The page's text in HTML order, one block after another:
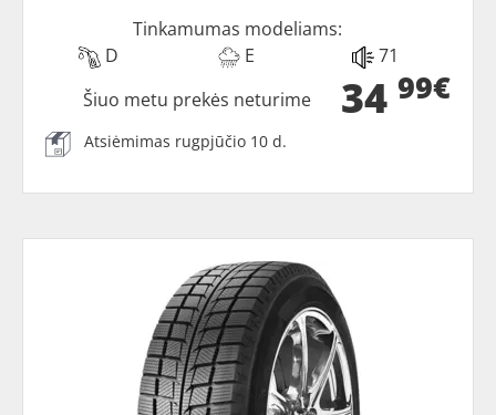
Tinkamumas modeliams:
D
E 71
34 99€
Šiuo metu prekės neturime
Atsiėmimas rugpjūčio 10 d.